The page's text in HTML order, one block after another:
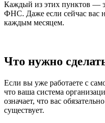
Каждый из этих пунктов —
ФНС. Даже если сейчас вас
каждым месяцем.
Что нужно
Если вы уже работаете с
что ваша система
означает, что вас
существует.